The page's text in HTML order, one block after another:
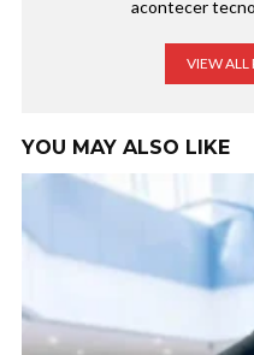
acontecer
VIEW ALL
YOU MAY ALSO LIKE